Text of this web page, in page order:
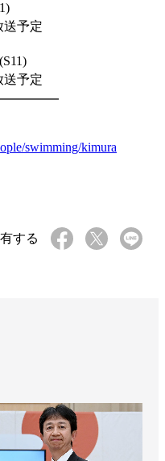
送予定
送予定
swimming/kimura
する